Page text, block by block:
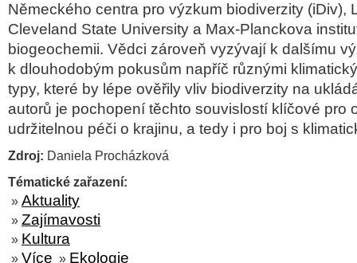
Německého centra pro výzkum biodiverzity (iDiv),
Cleveland State University a Max-Planckova
biogeochemii. Vědci zároveň vyzývají k dalšímu
k dlouhodobým pokusům napříč různými
typy, které by lépe ověřily vliv biodiverzity na
autorů je pochopení těchto souvislostí klíčové pro
udržitelnou péči o krajinu, a tedy i pro boj s
Zdroj: Daniela Procházková
Tématické zařazení:
» Aktuality
» Zajímavosti
» Kultura
» Více » Ekologie